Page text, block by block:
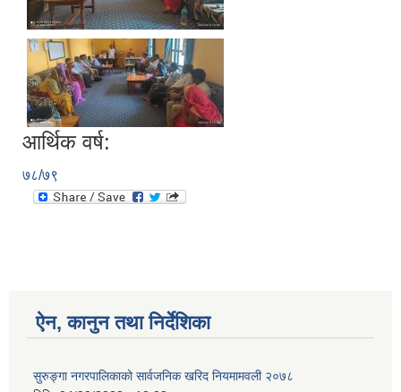
आर्थिक वर्ष:
७८/७९
ऐन, कानुन तथा निर्देशिका
सुरुङ्गा नगरपालिकाको सार्वजनिक खरिद नियमामवली २०७८